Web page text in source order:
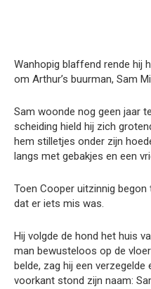
Wanhopig blaffend rende hij
om Arthur’s buurman, Sam
Sam woonde nog geen jaar
scheiding hield hij zich
hem stilletjes onder zijn
langs met gebakjes en een
Toen Cooper uitzinnig
dat er iets mis was.
Hij volgde de hond het huis
man bewusteloos op de
belde, zag hij een
voorkant stond zijn naam: